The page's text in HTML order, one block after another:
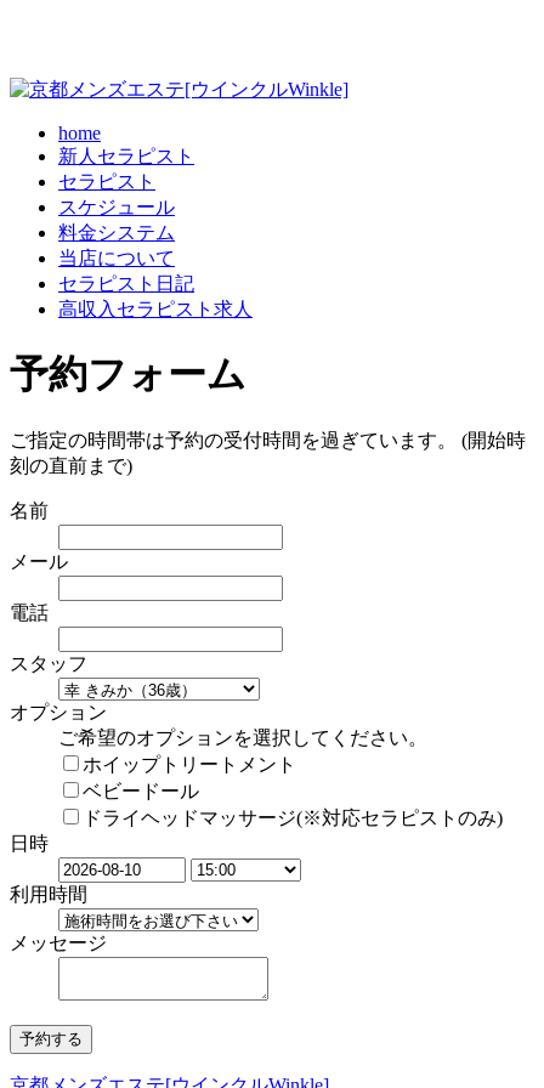
home
新人セラピスト
セラピスト
スケジュール
料金システム
当店について
セラピスト日記
高収入セラピスト求人
予約フォーム
ご指定の時間帯は予約の受付時間を過ぎています。 (開始時
刻の直前まで)
名前
メール
電話
スタッフ
オプション
ご希望のオプションを選択してください。
ホイップトリートメント
ベビードール
ドライヘッドマッサージ(※対応セラピストのみ)
日時
利用時間
メッセージ